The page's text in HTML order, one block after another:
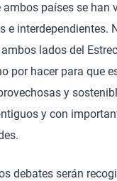
ambos países se han
e interdependientes.
lados del
por hacer para que
y
y con
debates serán